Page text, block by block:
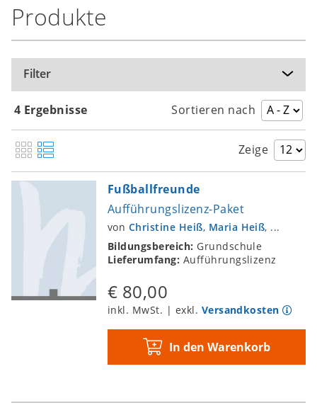
Produkte
Filter
4 Ergebnisse Sortieren nach
Zeige
Fußballfreunde
Aufführungslizenz-Paket
von Christine Heiß, Maria Heiß, ...
Bildungsbereich: Grundschule
Lieferumfang: Aufführungslizenz
€ 80,00
inkl. MwSt. | exkl. Versandkosten
In den Warenkorb